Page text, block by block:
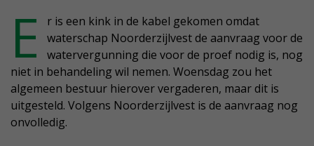
E
r is een kink in de kabel gekomen omdat
waterschap Noorderzijlvest de aanvraag voor de
watervergunning die voor de proef nodig is, nog
niet in behandeling wil nemen. Woensdag zou het
algemeen bestuur hierover vergaderen, maar dit is
uitgesteld. Volgens Noorderzijlvest is de aanvraag nog
onvolledig.